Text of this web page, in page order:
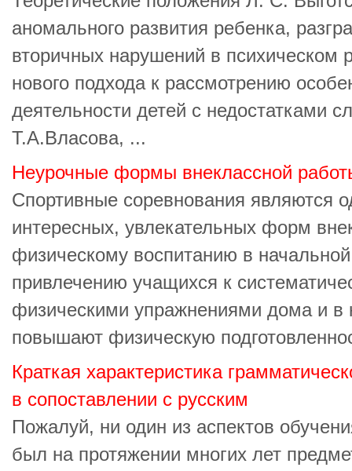
аномального развития ребенка,
вторичных нарушений в психическом
нового подхода к рассмотрению
деятельности детей с недостатками
Т.А.Власова, ...
Неурочные формы внеклассной
Спортивные соревнования являются
интересных, увлекательных форм
физическому воспитанию в
привлечению учащихся к
физическими упражнениями дома и в
повышают физическую
Краткая характеристика
в сопоставлении с русским
Пожалуй, ни один из аспектов
был на протяжении многих лет